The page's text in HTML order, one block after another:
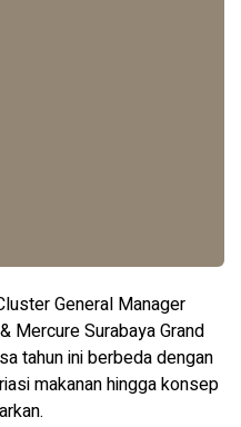
General Manager
Mercure Surabaya Grand
tahun ini berbeda dengan
makanan hingga konsep